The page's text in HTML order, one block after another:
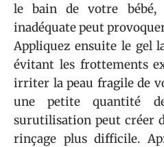
le bain de votre bébé,
inadéquate peut
Appliquez ensuite le gel
évitant les frottements
irriter la peau fragile de
une petite quantité
surutilisation peut créer
rinçage plus difficile.